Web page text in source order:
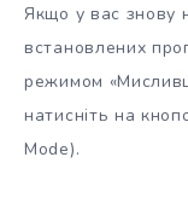
Якщо у вас знову
встановлених
режимом
натисніть на
Mode).